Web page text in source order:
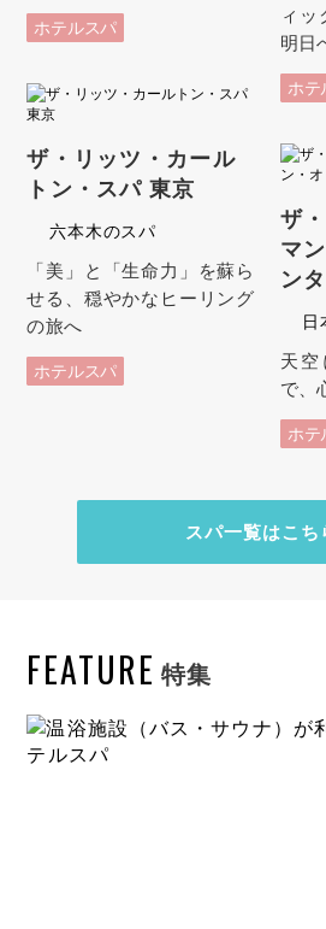
ホテルスパ
ィッ
明日
ホテ
ザ・リッツ・カール
トン・スパ 東京
六本木のスパ
「美」と「生命力」を蘇ら
せる、穏やかなヒーリング
の旅へ
ホテルスパ
ザ
マ
ン
日
天
で、
ホテ
スパ一覧はこち
FEATURE 特集